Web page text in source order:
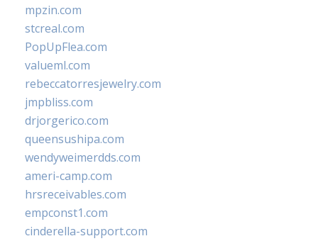
mpzin.com
stcreal.com
PopUpFlea.com
valueml.com
rebeccatorresjewelry.com
jmpbliss.com
drjorgerico.com
queensushipa.com
wendyweimerdds.com
ameri-camp.com
hrsreceivables.com
empconst1.com
cinderella-support.com